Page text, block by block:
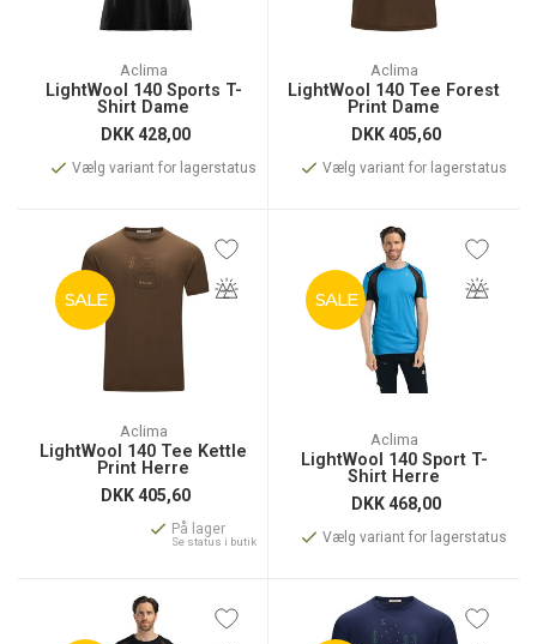
Aclima
LightWool 140 Sports T-
Shirt Dame
DKK428,00
Vælg variant for lagerstatus
Aclima
LightWool 140 Tee Forest
Print Dame
DKK405,60
Vælg variant for lagerstatus
SALE
Aclima
LightWool 140 Tee Kettle
Print Herre
DKK405,60
På lager
Se status i butik
SALE
Aclima
LightWool 140 Sport T-
Shirt Herre
DKK468,00
Vælg variant for lagerstatus